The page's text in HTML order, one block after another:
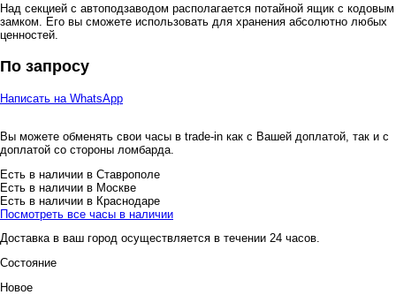
Над секцией с автоподзаводом располагается потайной ящик с кодовым
замком. Его вы сможете использовать для хранения абсолютно любых
ценностей.
По запросу
Написать на WhatsApp
Вы можете обменять свои часы в trade-in как с Вашей доплатой, так и с
доплатой со стороны ломбарда.
Есть в наличии в Ставрополе
Есть в наличии в Москве
Есть в наличии в Краснодаре
Посмотреть все часы в наличии
Доставка в ваш город осуществляется в течении 24 часов.
Состояние
Новое